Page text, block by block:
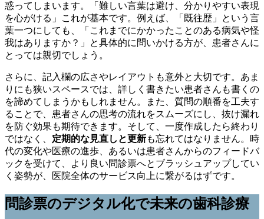
惑ってしまいます。「難しい言葉は避け、分かりやすい表現
を心がける」これが基本です。例えば、「既往歴」という言
葉一つにしても、「これまでにかかったことのある病気や怪
我はありますか？」と具体的に問いかける方が、患者さんに
とっては親切でしょう。
さらに、記入欄の広さやレイアウトも意外と大切です。あま
りにも狭いスペースでは、詳しく書きたい患者さんも書くの
を諦めてしまうかもしれません。また、質問の順番を工夫す
ることで、患者さんの思考の流れをスムーズにし、抜け漏れ
を防ぐ効果も期待できます。そして、一度作成したら終わり
ではなく、 定期的な見直しと更新も忘れてはなりません。時
代の変化や医療の進歩、あるいは患者さんからのフィードバ
ックを受けて、より良い問診票へとブラッシュアップしてい
く姿勢が、医院全体のサービス向上に繋がるはずです。
問診票のデジタル化で未来の歯科診療